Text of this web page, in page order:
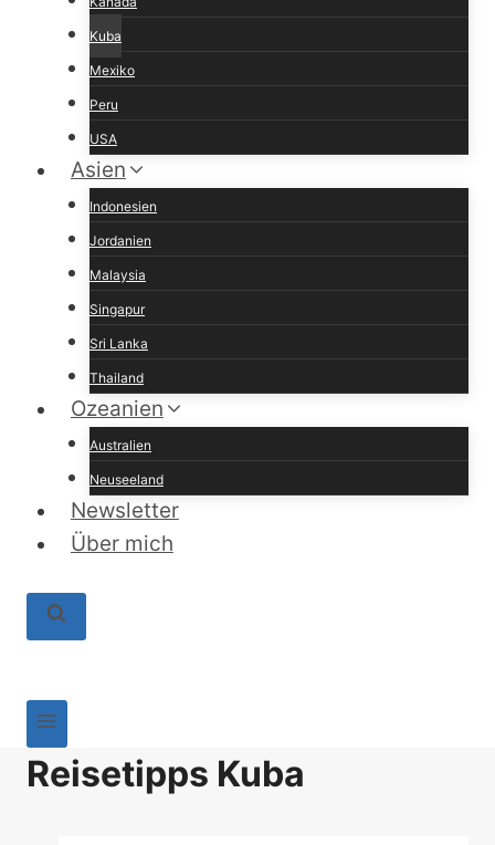
Kuba
Mexiko
Peru
USA
Asien
Indonesien
Jordanien
Malaysia
Singapur
Sri Lanka
Thailand
Ozeanien
Australien
Neuseeland
Newsletter
Über mich
Reisetipps Kuba